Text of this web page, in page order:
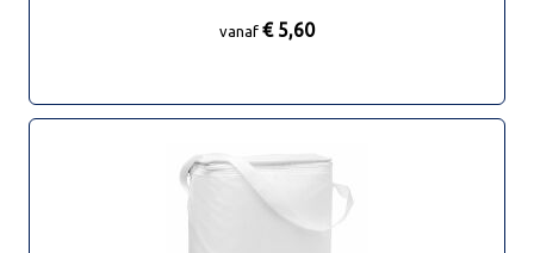
vanaf € 5,60